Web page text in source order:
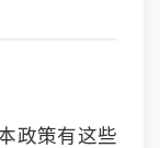
政策有这些